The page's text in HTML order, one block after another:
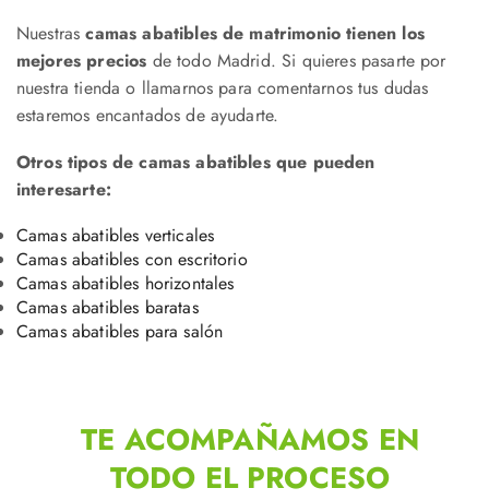
Nuestras camas abatibles de matrimonio tienen los
mejores precios de todo Madrid. Si quieres pasarte por
nuestra tienda o llamarnos para comentarnos tus dudas
estaremos encantados de ayudarte.
Otros tipos de camas abatibles que pueden
interesarte:
Camas abatibles verticales
Camas abatibles con escritorio
Camas abatibles horizontales
Camas abatibles baratas
Camas abatibles para salón
TE ACOMPAÑAMOS EN
TODO EL PROCESO